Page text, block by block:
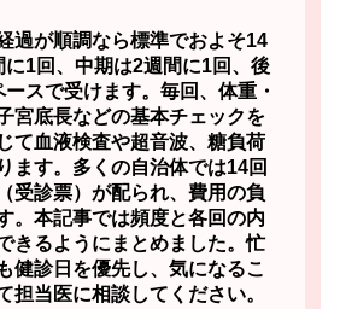
過が順調なら標準でおよそ14
に1回、中期は2週間に1回、後
スで受けます。 毎回、体重・
宮底長などの基本チェックを
て血液検査や超音波、糖負荷
ます。多くの自治体では14回
受診票）が配られ、費用の負
。本記事では頻度と各回の内
きるようにまとめました。忙
健診日を優先し、気になるこ
担当医に相談してください。